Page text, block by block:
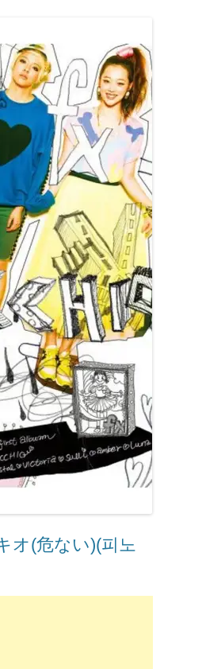
オ(危ない)(피노